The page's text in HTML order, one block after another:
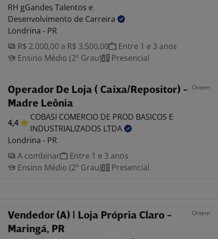
RH gGandes Talentos e
Desenvolvimento de Carreira
Londrina - PR
R$ 2.000,00 a R$ 3.500,00
Entre 1 e 3 anos
Ensino Médio (2º Grau)
Presencial
Operador De Loja ( Caixa/Repositor) -
Madre Leônia
Ontem
4,4
COBASI COMERCIO DE PROD BASICOS E
INDUSTRIALIZADOS LTDA
Londrina - PR
A combinar
Entre 1 e 3 anos
Ensino Médio (2º Grau)
Presencial
Vendedor (A) | Loja Própria Claro -
Maringá, PR
Ontem